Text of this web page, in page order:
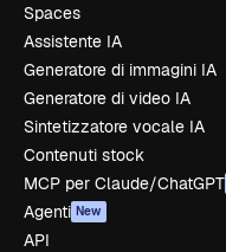
Spaces
Assistente IA
Generatore di immagini IA
Generatore di video IA
Sintetizzatore vocale IA
Contenuti stock
MCP per Claude/ChatGPT
Agenti New
API